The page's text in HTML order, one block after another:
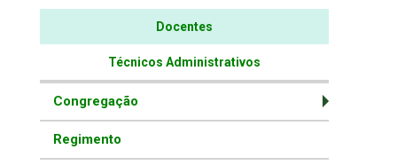
Docentes
Técnicos Administrativos
Congregação
Regimento